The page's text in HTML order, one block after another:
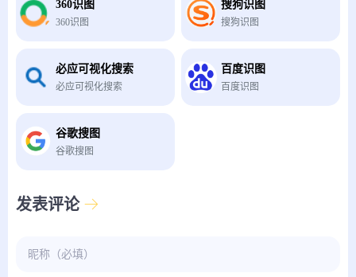
360识图
360识图
搜狗识图
搜狗识图
必应可视化搜索
必应可视化搜索
百度识图
百度识图
谷歌搜图
谷歌搜图
发表评论